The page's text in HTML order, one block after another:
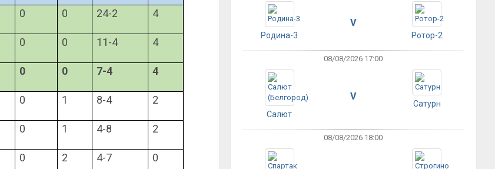
0 0 24-2 4
0 0 11-4 4
0 0 7-4 4
0 1 8-4 2
0 1 4-8 2
0 2 4-7 0
Родина-3
V
Ротор-2
08/08/2026 17:00
Салют
V
Сатурн
08/08/2026 18:00